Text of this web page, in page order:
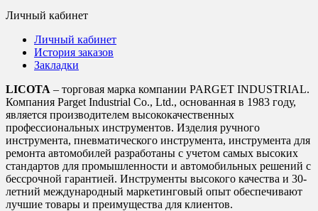
Личный кабинет
Личный кабинет
История заказов
Закладки
LICOTA – торговая марка компании PARGET INDUSTRIAL.
Компания Parget Industrial Co., Ltd., основанная в 1983 году,
является производителем высококачественных
профессиональных инструментов. Изделия ручного
инструмента, пневматического инструмента, инструмента для
ремонта автомобилей разработаны с учетом самых высоких
стандартов для промышленности и автомобильных решений с
бессрочной гарантией. Инструменты высокого качества и 30-
летний международный маркетинговый опыт обеспечивают
лучшие товары и преимущества для клиентов.